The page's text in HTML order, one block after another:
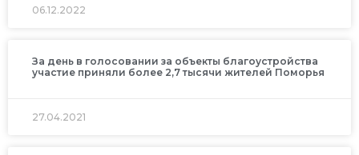
06.12.2022
За день в голосовании за объекты благоустройства
участие приняли более 2,7 тысячи жителей Поморья
27.04.2021